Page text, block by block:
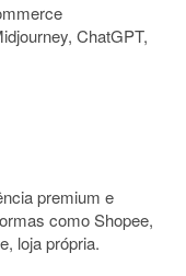
ChatGPT,
premium e
como Shopee,
loja própria.